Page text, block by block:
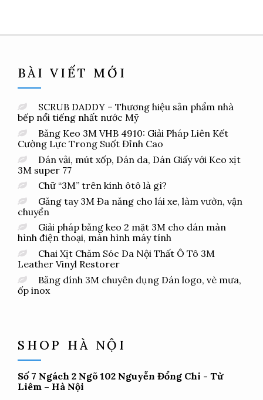
BÀI VIẾT MỚI
SCRUB DADDY – Thương hiệu sản phẩm nhà
bếp nổi tiếng nhất nước Mỹ
Băng Keo 3M VHB 4910: Giải Pháp Liên Kết
Cường Lực Trong Suốt Đỉnh Cao
Dán vải, mút xốp, Dán da, Dán Giấy với Keo xịt
3M super 77
Chữ “3M” trên kính ôtô là gì?
Găng tay 3M Đa năng cho lái xe, làm vườn, vận
chuyển
Giải pháp băng keo 2 mặt 3M cho dán màn
hình điện thoại, màn hình máy tính
Chai Xịt Chăm Sóc Da Nội Thất Ô Tô 3M
Leather Vinyl Restorer
Băng dính 3M chuyên dụng Dán logo, vè mưa,
ốp inox
SHOP HÀ NỘI
Số 7 Ngách 2 Ngõ 102 Nguyễn Đổng Chi - Từ
Liêm – Hà Nội